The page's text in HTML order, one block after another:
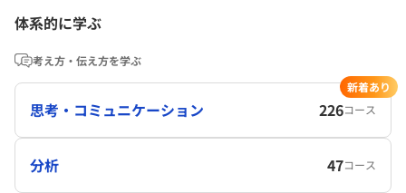
体系的に学ぶ
考え方・伝え方を学ぶ
思考・コミュニケーション 226コース
新着あり
分析 47コース